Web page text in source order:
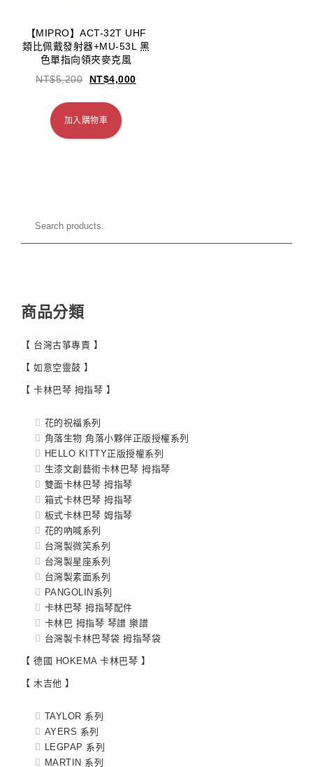
【MIPRO】ACT-32T UHF
類比佩戴發射器+MU-53L 黑
色單指向領夾麥克風
NT$5,200 NT$4,000
加入購物車
商品分類
【 台灣古箏專賣 】
【 如意空靈鼓 】
【 卡林巴琴 拇指琴 】
花的祝福系列
角落生物 角落小夥伴正版授權系列
HELLO KITTY正版授權系列
生漆文創藝術卡林巴琴 拇指琴
雙面卡林巴琴 拇指琴
箱式卡林巴琴 拇指琴
板式卡林巴琴 姆指琴
花的吶喊系列
台灣製微笑系列
台灣製星座系列
台灣製素面系列
PANGOLIN系列
卡林巴琴 拇指琴配件
卡林巴 拇指琴 琴譜 樂譜
台灣製卡林巴琴袋 拇指琴袋
【 德國 HOKEMA 卡林巴琴 】
【 木吉他 】
TAYLOR 系列
AYERS 系列
LEGPAP 系列
MARTIN 系列